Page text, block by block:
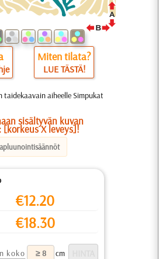
Miten tilata?
LUE TÄSTÄ!
taidekaavain aiheelle Simpukat
sisältyvän kuvan
[korkeus X leveys]!
€12.20
€18.30
koko
cm